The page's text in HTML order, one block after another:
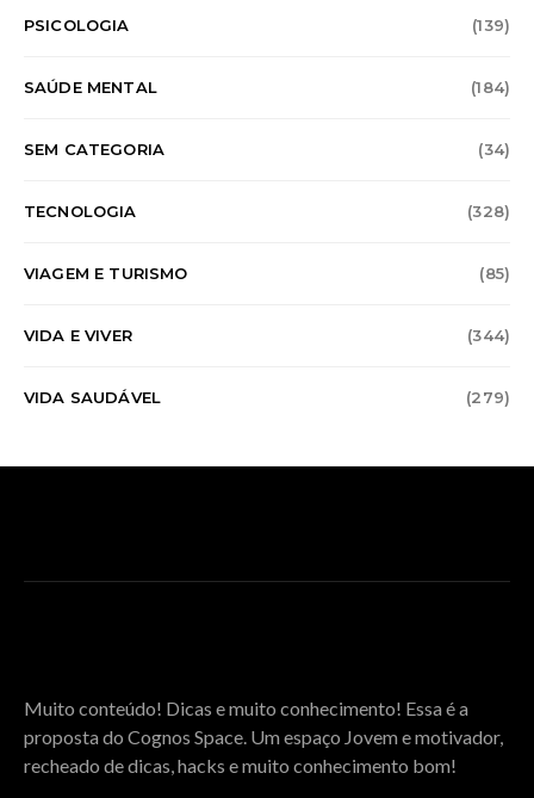
PSICOLOGIA (139)
SAÚDE MENTAL (184)
SEM CATEGORIA (34)
TECNOLOGIA (328)
VIAGEM E TURISMO (85)
VIDA E VIVER (344)
VIDA SAUDÁVEL (279)
Muito conteúdo! Dicas e muito conhecimento! Essa é a
proposta do Cognos Space. Um espaço Jovem e motivador,
recheado de dicas, hacks e muito conhecimento bom!